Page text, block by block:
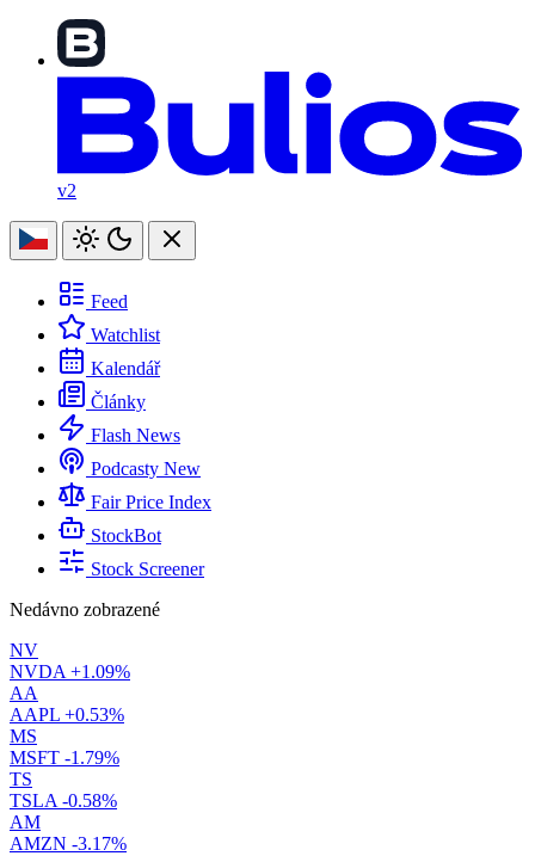
v2
Feed
Watchlist
Kalendář
Články
Flash News
Podcasty New
Fair Price Index
StockBot
Stock Screener
Nedávno zobrazené
NV
NVDA +1.09%
AA
AAPL +0.53%
MS
MSFT -1.79%
TS
TSLA -0.58%
AM
AMZN -3.17%